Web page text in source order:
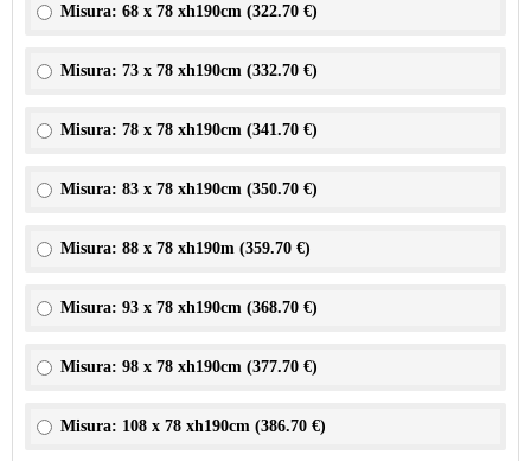
Misura: 68 x 78 xh190cm (322.70 €)
Misura: 73 x 78 xh190cm (332.70 €)
Misura: 78 x 78 xh190cm (341.70 €)
Misura: 83 x 78 xh190cm (350.70 €)
Misura: 88 x 78 xh190m (359.70 €)
Misura: 93 x 78 xh190cm (368.70 €)
Misura: 98 x 78 xh190cm (377.70 €)
Misura: 108 x 78 xh190cm (386.70 €)